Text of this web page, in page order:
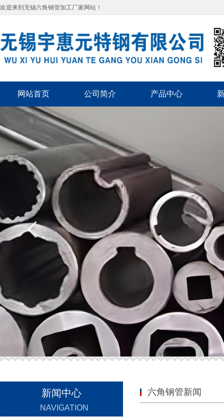
欢迎来到无锡六角钢管加工厂家网站！
网站首页 公司简介 产品中心
新闻中心
NAVIGATION
六角钢管新闻